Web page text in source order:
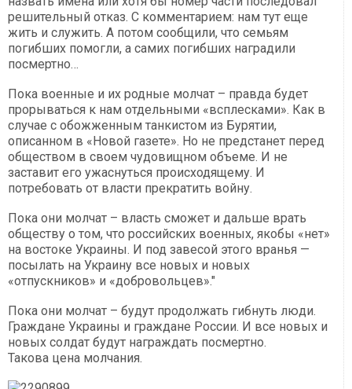
решительный отказ. С комментарием: нам тут еще
жить и служить. А потом сообщили, что семьям
погибших помогли, а самих погибших наградили
посмертно…
Пока военные и их родные молчат – правда будет
прорываться к нам отдельными «всплесками». Как в
случае с обожженным танкистом из Бурятии,
описанном в «Новой газете». Но не предстанет перед
обществом в своем чудовищном объеме. И не
заставит его ужаснуться происходящему. И
потребовать от власти прекратить войну.
Пока они молчат – власть сможет и дальше врать
обществу о том, что российских военных, якобы «нет»
на востоке Украины. И под завесой этого вранья —
посылать на Украину все новых и новых
«отпускников» и «добровольцев»."
Пока они молчат – будут продолжать гибнуть люди.
Граждане Украины и граждане России. И все новых и
новых солдат будут награждать посмертно.
Такова цена молчания.